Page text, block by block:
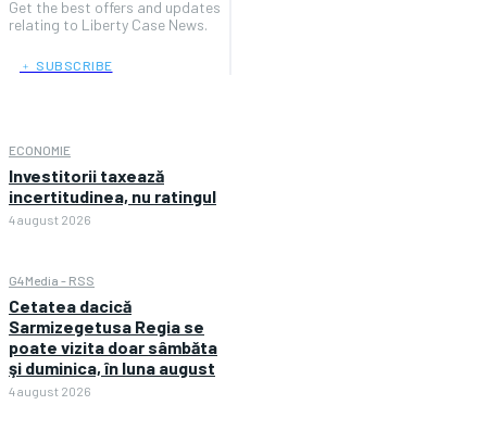
Get the best offers and updates
relating to Liberty Case News.
﹢ SUBSCRIBE
ECONOMIE
Investitorii taxează
incertitudinea, nu ratingul
4 august 2026
G4Media - RSS
Cetatea dacică
Sarmizegetusa Regia se
poate vizita doar sâmbăta
şi duminica, în luna august
4 august 2026